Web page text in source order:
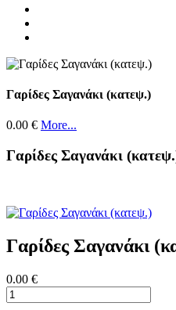
Γαρίδες Σαγανάκι (κατεψ.)
0.00 € More...
Γαρίδες Σαγανάκι
Γαρίδες Σαγανάκι
0.00 €